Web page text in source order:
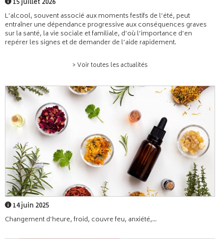
15 juillet 2026
L’alcool, souvent associé aux moments festifs de l’été, peut
entraîner une dépendance progressive aux conséquences graves
sur la santé, la vie sociale et familiale, d’où l’importance d’en
repérer les signes et de demander de l’aide rapidement.
> Voir toutes les actualités
14 juin 2025
Changement d’heure, froid, couvre feu, anxiété,...